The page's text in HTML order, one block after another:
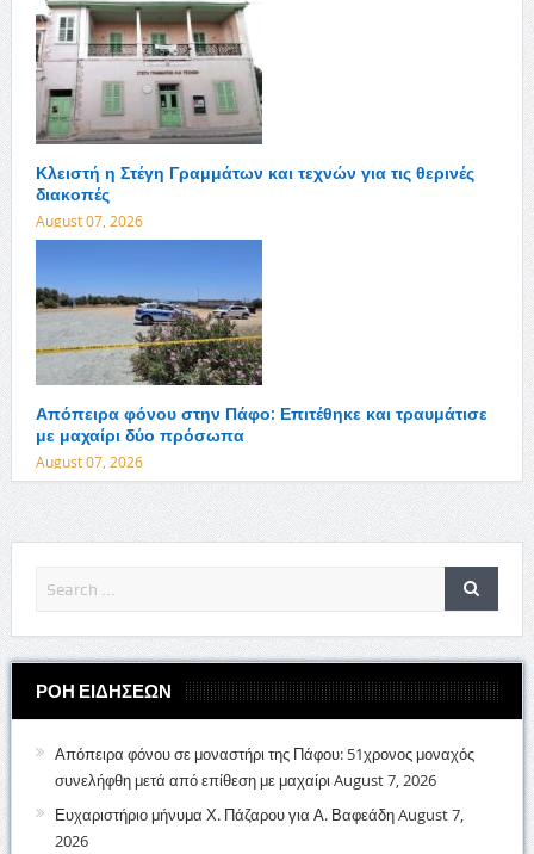
Κλειστή η Στέγη Γραμμάτων και τεχνών για τις θερινές
διακοπές
August 07, 2026
Απόπειρα φόνου στην Πάφο: Επιτέθηκε και τραυμάτισε
με μαχαίρι δύο πρόσωπα
August 07, 2026
ΡΟΗ ΕΙΔΗΣΕΩΝ
Απόπειρα φόνου σε μοναστήρι της Πάφου: 51χρονος μοναχός
συνελήφθη μετά από επίθεση με μαχαίριAugust 7, 2026
Ευχαριστήριο μήνυμα Χ. Πάζαρου για Α. ΒαφεάδηAugust 7,
2026